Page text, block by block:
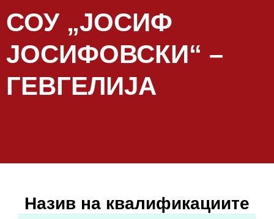
СОУ „ЈОСИФ
ЈОСИФОВСКИ“ –
ГЕВГЕЛИЈА
Назив на квалификациите